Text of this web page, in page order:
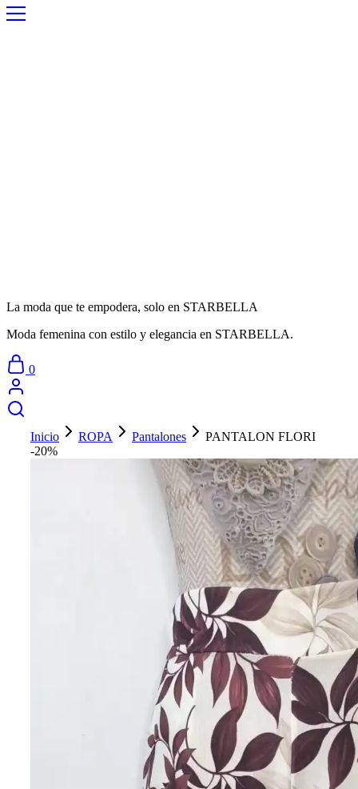
La moda que te empodera, solo en STARBELLA
Moda femenina con estilo y elegancia en STARBELLA.
0
Inicio ROPA Pantalones
PANTALON FLORI
-20%